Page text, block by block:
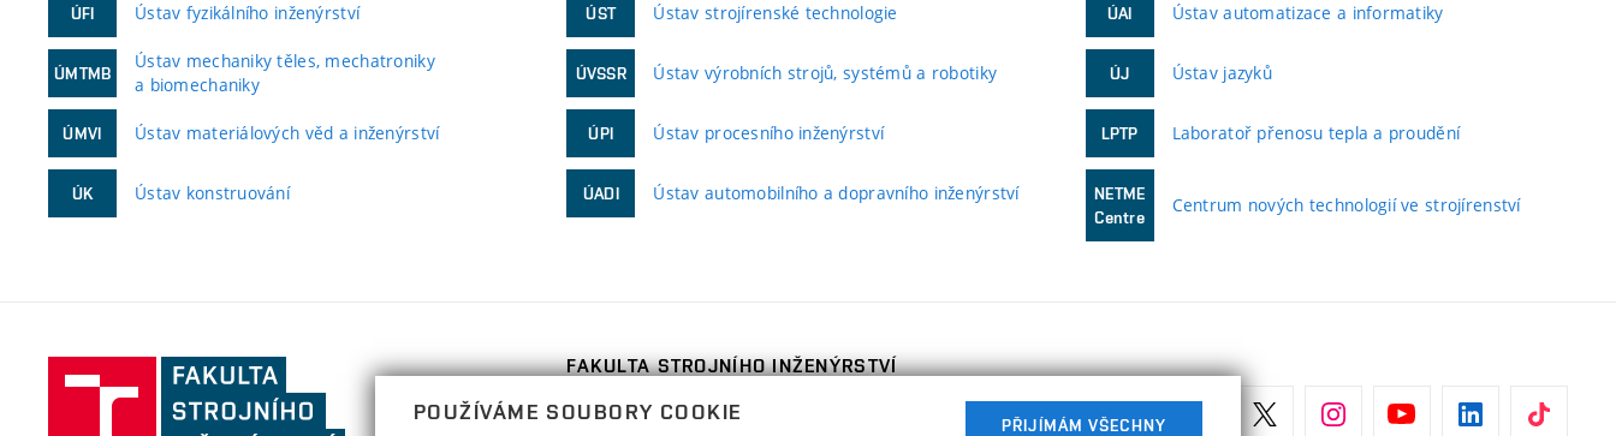
ÚFI Ústav fyzikálního inženýrství
ÚMTMB
Ústav mechaniky těles, mechatroniky
a biomechaniky
ÚMVI Ústav materiálových věd a inženýrství
ÚK Ústav konstruování
ÚST Ústav strojírenské technologie
ÚVSSR Ústav výrobních strojů, systémů a robotiky
ÚPI Ústav procesního inženýrství
ÚADI Ústav automobilního a dopravního inženýrství
ÚAI Ústav automatizace a informatiky
ÚJ Ústav jazyků
LPTP Laboratoř přenosu tepla a proudění
NETME
Centre
Centrum nových technologií ve strojírenství
Fakulta
inženýrství,
FAKULTA STROJNÍHO INŽENÝRSTVÍ
Technická 2896/2
POUŽÍVÁME SOUBORY COOKIE
PŘIJÍMÁM VŠECHNY